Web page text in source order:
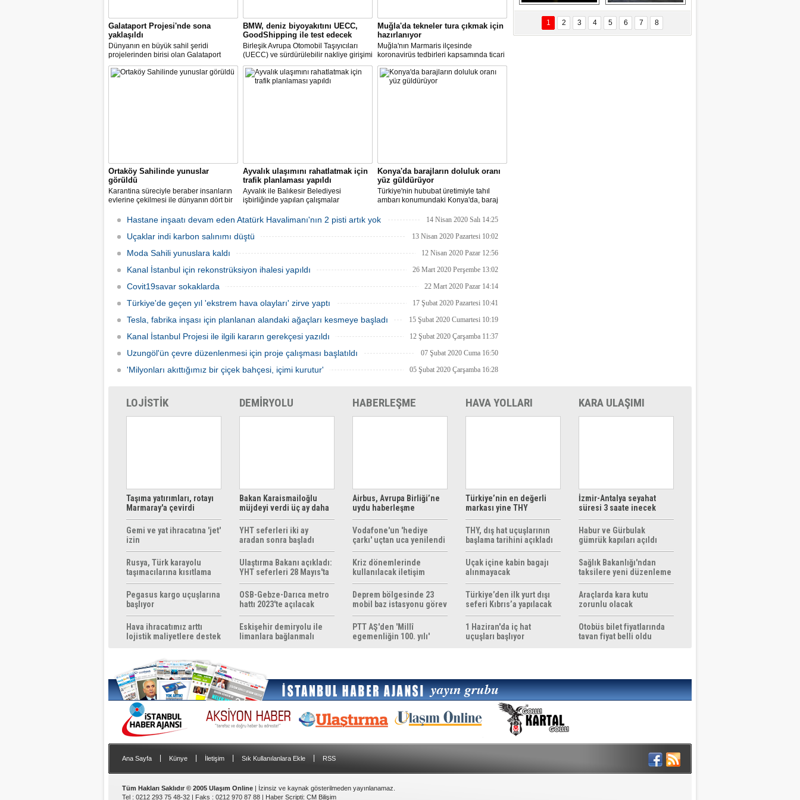
Galataport Projesi'nde sona
yaklaşıldı
Dünyanın en büyük sahil şeridi
projelerinden birisi olan Galataport
Projesi'nde sona yaklaşıldı. Beyoğlu
Belediye Başkanı Haydar Ali Yıldız bir
BMW, deniz biyoyakıtını UECC,
GoodShipping ile test edecek
Birleşik Avrupa Otomobil Taşıyıcıları
(UECC) ve sürdürülebilir nakliye girişimi
GoodShipping Programı, UECC'nin
rulolarında deniz biyoyakıtını (BFO) test
etmeye devam etmek için şimdi
Muğla'da tekneler tura çıkmak için
hazırlanıyor
Muğla'nın Marmaris ilçesinde
koronavirüs tedbirleri kapsamında ticari
faaliyet yapmaları yasaklanan
günübirlik tur tekneleri ile mavi tur
teknelerinin bakım çalışmaları devam
Ortaköy Sahilinde yunuslar
görüldü
Karantina süreciyle beraber insanların
evlerine çekilmesi ile dünyanın dört bir
caddelere çıkmasına şahit oluyoruz.
Ortaköy sahilinde de yunuslar ortaya
çıktı.
Ayvalık ulaşımını rahatlatmak için
trafik planlaması yapıldı
Ayvalık ile Balıkesir Belediyesi
işbirliğinde yapılan çalışmalar
modern dönel kavşaklar ile trafik
Konya'da barajların doluluk oranı
yüz güldürüyor
Türkiye'nin hububat üretimiyle tahıl
ambarı konumundaki Konya'da, baraj
yüzde 65'e ulaştı.
Hastane inşaatı devam eden Atatürk Havalimanı'nın 2 pisti artık yok 14 Nisan 2020 Salı 14:25
Uçaklar indi karbon salınımı düştü 13 Nisan 2020 Pazartesi 10:02
Moda Sahili yunuslara kaldı 12 Nisan 2020 Pazar 12:56
Kanal İstanbul için rekonstrüksiyon ihalesi yapıldı 26 Mart 2020 Perşembe 13:02
Covit19savar sokaklarda 22 Mart 2020 Pazar 14:14
Türkiye'de geçen yıl 'ekstrem hava olayları' zirve yaptı 17 Şubat 2020 Pazartesi 10:41
Tesla, fabrika inşası için planlanan alandaki ağaçları kesmeye başladı 15 Şubat 2020 Cumartesi 10:19
Kanal İstanbul Projesi ile ilgili kararın gerekçesi yazıldı 12 Şubat 2020 Çarşamba 11:37
Uzungöl'ün çevre düzenlenmesi için proje çalışması başlatıldı 07 Şubat 2020 Cuma 16:50
'Milyonları akıttığımız bir çiçek bahçesi, içimi kurutur' 05 Şubat 2020 Çarşamba 16:28
SEÇİL ÖZYANIK
Ne Değişti?
Delta uçağına
yıldırım çarptı
Ford Focus RS
(2015)
1 2 3 4 5 6 7 8
LOJİSTİK
Taşıma yatırımları, rotayı
Marmaray'a çevirdi
Gemi ve yat ihracatına 'jet'
izin
Rusya, Türk karayolu
taşımacılarına kısıtlama
getirebilir
Pegasus kargo uçuşlarına
başlıyor
Hava ihracatımız arttı
lojistik maliyetlere destek
DEMİRYOLU
Bakan Karaismailoğlu
müjdeyi verdi üç ay daha
ücretsiz
YHT seferleri iki ay
aradan sonra başladı
Ulaştırma Bakanı açıkladı:
YHT seferleri 28 Mayıs'ta
başlıyor
OSB-Gebze-Darıca metro
hattı 2023'te açılacak
Eskişehir demiryolu ile
limanlara bağlanmalı
HABERLEŞME
Airbus, Avrupa Birliği’ne
uydu haberleşme
çözümleri sunuyor
Vodafone'un 'hediye
çarkı' uçtan uca yenilendi
Kriz dönemlerinde
kullanılacak iletişim
yöntemleri rehberi
hazırlandı
Deprem bölgesinde 23
mobil baz istasyonu görev
yapıyor
PTT AŞ'den 'Millî
egemenliğin 100. yılı'
HAVA YOLLARI
Türkiye’nin en değerli
markası yine THY
THY, dış hat uçuşlarının
başlama tarihini açıkladı
Uçak içine kabin bagajı
alınmayacak
Türkiye’den ilk yurt dışı
seferi Kıbrıs’a yapılacak
1 Haziran'da iç hat
uçuşları başlıyor
KARA ULAŞIMI
İzmir-Antalya seyahat
süresi 3 saate inecek
Habur ve Gürbulak
gümrük kapıları açıldı
Sağlık Bakanlığı'ndan
taksilere yeni düzenleme
Araçlarda kara kutu
zorunlu olacak
Otobüs bilet fiyatlarında
tavan fiyat belli oldu
Ana Sayfa Künye İletişim Sık Kullanılanlara Ekle RSS
Tüm Hakları Saklıdır © 2005 Ulaşım Online | İzinsiz ve kaynak gösterilmeden yayınlanamaz.
Tel : 0212 293 75 48-32 | Faks : 0212 970 87 88 | Haber Scripti: CM Bilişim